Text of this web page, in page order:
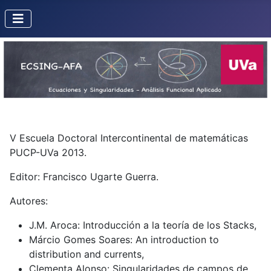
V Escuela Doctoral Intercontinental de matemáticas
PUCP-UVa 2013.
Editor: Francisco Ugarte Guerra.
Autores:
J.M. Aroca: Introducción a la teoría de los Stacks,
Márcio Gomes Soares: An introduction to
distribution and currents,